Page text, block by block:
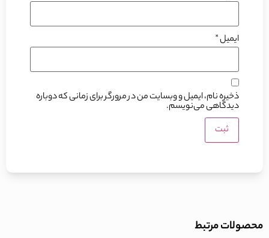
ایمیل*
ذخیره نام، ایمیل و وبسایت من در مرورگر برای زمانی که دوباره
دیدگاهی می‌نویسم.
محصولات مرتبط